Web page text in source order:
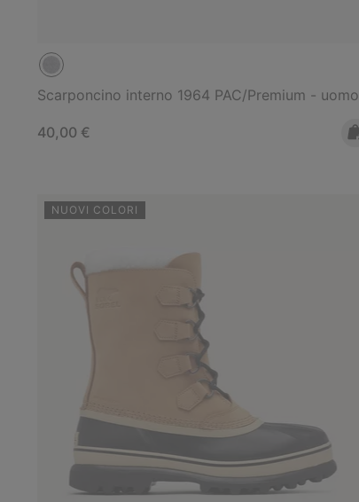
Scarponcino interno 1964 PAC/Premium - uomo
Regular price:
40,00 €
NUOVI COLORI